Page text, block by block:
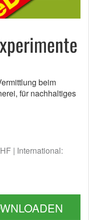
beim
für nachhaltiges
International: